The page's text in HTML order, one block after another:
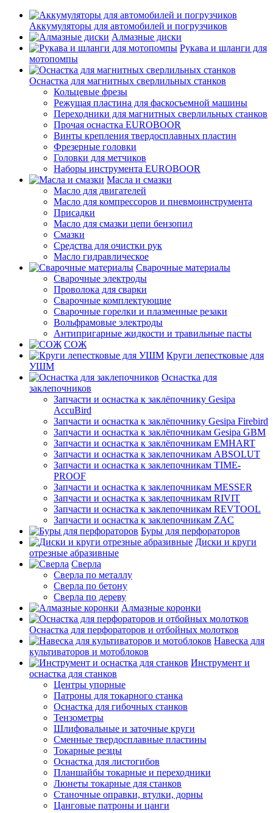
Аккумуляторы для автомобилей и погрузчиков
Алмазные диски
Рукава и шланги для
мотопомпы
Оснастка для магнитных сверлильных станков
Кольцевые фрезы
Режущая пластина для фаскосъемной машины
Переходники для магнитных сверлильных станков
Прочая оснастка EUROBOOR
Винты крепления твердосплавных пластин
Фрезерные головки
Головки для метчиков
Наборы инструмента EUROBOOR
Масла и смазки
Масло для двигателей
Масло для компрессоров и пневмоинструмента
Присадки
Масло для смазки цепи бензопил
Смазки
Средства для очистки рук
Масло гидравлическое
Сварочные материалы
Сварочные электроды
Проволока для сварки
Сварочные комплектующие
Сварочные горелки и плазменные резаки
Вольфрамовые электроды
Антипригарные жидкости и травильные пасты
СОЖ
Круги лепестковые для
УШМ
Оснастка для
заклепочников
Запчасти и оснастка к заклёпочнику Gesipa
AccuBird
Запчасти и оснастка к заклёпочнику Gesipa Firebird
Запчасти и оснастка к заклёпочникам Gesipa GBM
Запчасти и оснастка к заклёпочникам EMHART
Запчасти и оснастка к заклепочникам ABSOLUT
Запчасти и оснастка к заклепочникам TIME-
PROOF
Запчасти и оснастка к заклепочникам MESSER
Запчасти и оснастка к заклепочникам RIVIT
Запчасти и оснастка к заклепочникам REVTOOL
Запчасти и оснастка к заклепочникам ZAC
Буры для перфораторов
Диски и круги
отрезные абразивные
Сверла
Сверла по металлу
Сверла по бетону
Сверла по дереву
Алмазные коронки
Оснастка для перфораторов и отбойных молотков
Навеска для
культиваторов и мотоблоков
Инструмент и
оснастка для станков
Центры упорные
Патроны для токарного станка
Оснастка для гибочных станков
Тензометры
Шлифовальные и заточные круги
Сменные твердосплавные пластины
Токарные резцы
Оснастка для листогибов
Планшайбы токарные и переходники
Люнеты токарные для станков
Станочные оправки, втулки, дорны
Цанговые патроны и цанги